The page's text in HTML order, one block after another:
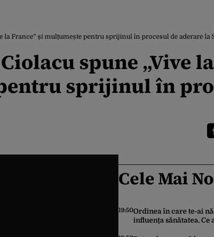
la France” și mulțumește pentru sprijinul în procesul de aderare la
spune „Vive la
sprijinul în
Cele Mai
19:50Ordinea în care te-ai
influența sănătatea. Ce